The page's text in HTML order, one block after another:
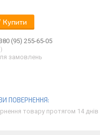
Купити
(95) 255-65-05
замовлень
товару протягом 14 днів